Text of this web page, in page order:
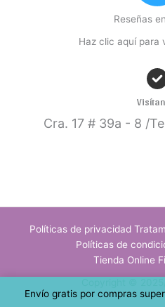
Envío gratis por compras
Reseñas
Haz clic aquí para
Cra. 17# 39a - 8 /
Políticas de privacidad
Políticas de
Tienda Online